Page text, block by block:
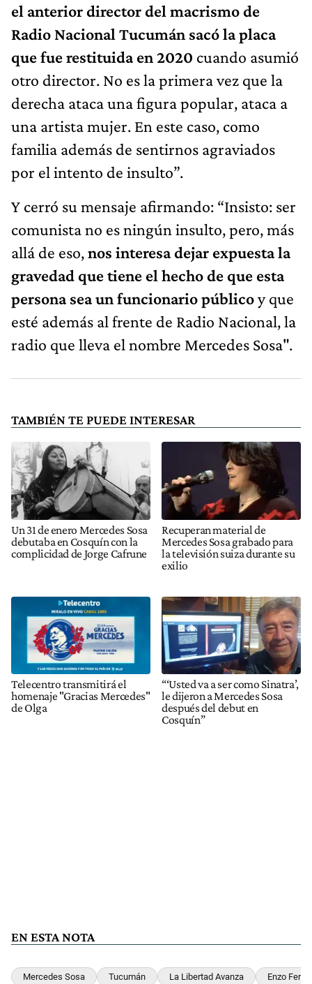
el anterior director del macrismo de
Radio Nacional Tucumán sacó la placa
que fue restituida en 2020 cuando asumió
otro director. No es la primera vez que la
derecha ataca una figura popular, ataca a
una artista mujer. En este caso, como
familia además de sentirnos agraviados
por el intento de insulto”.
Y cerró su mensaje afirmando: “Insisto: ser
comunista no es ningún insulto, pero, más
allá de eso,nos interesa dejar expuesta la
gravedad que tiene el hecho de que esta
persona sea un funcionario públicoy que
esté además al frente de Radio Nacional, la
radio que lleva el nombre Mercedes Sosa".
TAMBIÉN TE PUEDE INTERESAR
Un 31 de enero Mercedes Sosa
debutaba en Cosquín con la
complicidad de Jorge Cafrune
Recuperan material de
Mercedes Sosa grabado para
la televisión suiza durante su
exilio
Telecentro transmitirá el
homenaje "Gracias Mercedes"
de Olga
“‘Usted va a ser como Sinatra’,
le dijeron a Mercedes Sosa
después del debut en
Cosquín”
EN ESTA NOTA
Mercedes Sosa Tucumán La Libertad Avanza Enzo